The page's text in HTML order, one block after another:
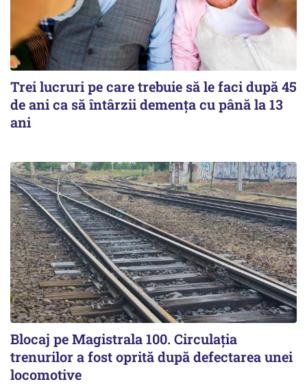
Trei lucruri pe care trebuie să le faci după 45
de ani ca să întârzii demența cu până la 13
ani
Blocaj pe Magistrala 100. Circulația
trenurilor a fost oprită după defectarea unei
locomotive